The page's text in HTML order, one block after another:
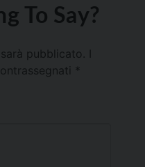
To Say?
pubblicato.
*